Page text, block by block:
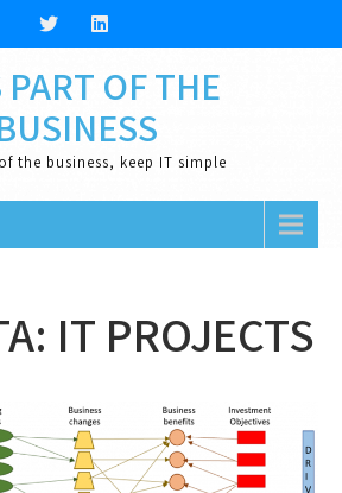
PART OF THE
the business, keep IT simple
IT PROJECTS